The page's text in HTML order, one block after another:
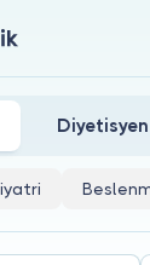
Doktorları
Diyetisyen